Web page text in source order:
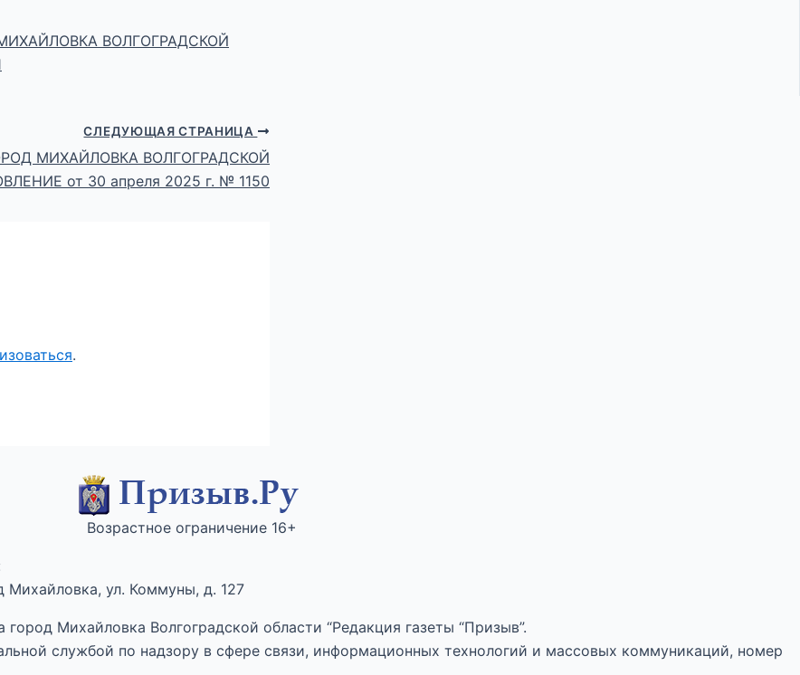
ВОЛГОГРАДСКОЙ
СЛЕДУЮЩАЯ СТРАНИЦА
МИХАЙЛОВКА ВОЛГОГРАДСКОЙ
от 30 апреля 2025 г. № 1150
.
Возрастное ограничение 16+
Михайловка, ул. Коммуны, д. 127
Михайловка Волгоградской области “Редакция газеты “Призыв”.
службой по надзору в сфере связи, информационных технологий и массовых коммуникаций, номер